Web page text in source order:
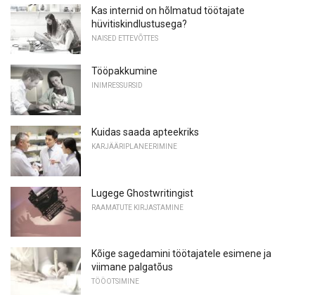
Kas internid on hõlmatud töötajate
hüvitiskindlustusega?
NAISED ETTEVÕTTES
Tööpakkumine
INIMRESSURSID
Kuidas saada apteekriks
KARJÄÄRIPLANEERIMINE
Lugege Ghostwritingist
RAAMATUTE KIRJASTAMINE
Kõige sagedamini töötajatele esimene ja
viimane palgatõus
TÖÖOTSIMINE